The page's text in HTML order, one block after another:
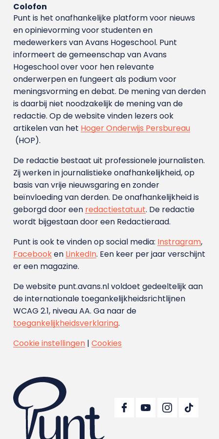
Colofon
Punt is het onafhankelijke platform voor nieuws
en opinievorming voor studenten en
medewerkers van Avans Hoge­school. Punt
informeert de gemeenschap van Avans
Hogeschool over voor hen relevante
onderwerpen en fungeert als podium voor
meningsvorming en debat. De mening van derden
is daarbij niet noodzakelijk de mening van de
redactie. Op de website vinden lezers ook
artikelen van het Hoger Onderwijs Persbureau
(HOP).
De redactie bestaat uit professionele journalisten.
Zij werken in journalistieke onafhankelijkheid, op
basis van vrije nieuwsgaring en zonder
beïnvloeding van derden. De onafhankelijkheid is
geborgd door een redactiestatuut. De redactie
wordt bijgestaan door een Redactieraad.
Punt is ook te vinden op social media: Instragram,
Facebooken LinkedIn. Een keer per jaar verschijnt
er een magazine.
De website punt.avans.nl voldoet gedeeltelijk aan
de internationale toegankelijkheidsrichtlijnen
WCAG 2.1, niveau AA. Ga naar de
toegankelijkheidsverklaring.
Cookie instellingen| Cookies